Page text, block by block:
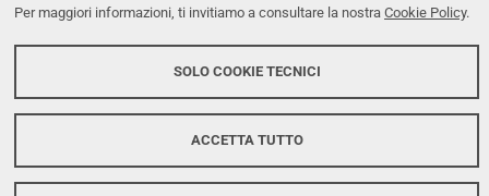
Per maggiori informazioni, ti invitiamo a consultare la nostra Cookie Policy.
SOLO COOKIE TECNICI
ACCETTA TUTTO
Dichiarazione di accessibilità